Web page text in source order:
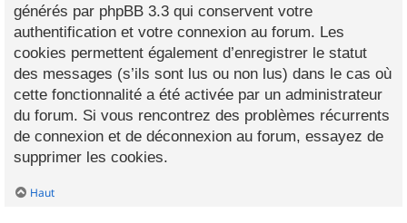
générés par phpBB 3.3 qui conservent votre
authentification et votre connexion au forum. Les
cookies permettent également d’enregistrer le statut
des messages (s’ils sont lus ou non lus) dans le cas où
cette fonctionnalité a été activée par un administrateur
du forum. Si vous rencontrez des problèmes récurrents
de connexion et de déconnexion au forum, essayez de
supprimer les cookies.
Haut